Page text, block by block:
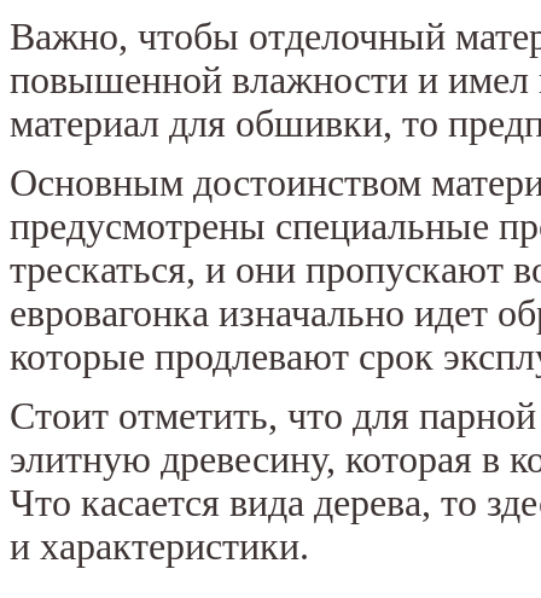
Важно, чтобы отделочный
повышенной влажности и имел
материал для обшивки, то
Основным достоинством
предусмотрены специальные
трескаться, и они пропускают
евровагонка изначально идет
которые продлевают срок
Стоит отметить, что для
элитную древесину, которая в
Что касается вида дерева, то
и характеристики.